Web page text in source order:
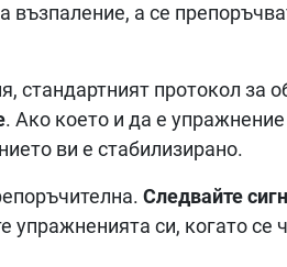
възпаление, а се
стандартният протокол за
. Ако което и да е
ви е стабилизирано.
Следвайте
си, когато се